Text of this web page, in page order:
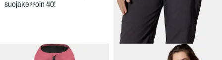
suojakerroin 40!
materiaalissa hauska ja
hengittävä vohvelineulos.